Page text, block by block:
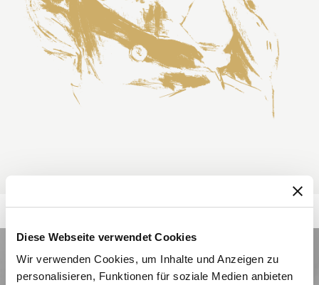
Diese Webseite verwendet Cookies
Wir verwenden Cookies, um Inhalte und Anzeigen zu
personalisieren, Funktionen für soziale Medien anbieten